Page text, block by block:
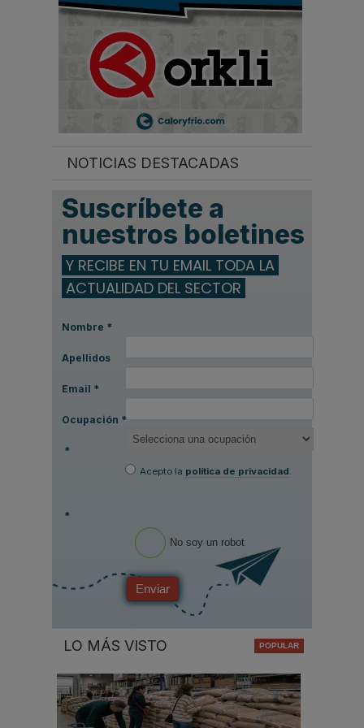
NOTICIAS DESTACADAS
Suscríbete a
nuestros boletines
Y RECIBE EN TU EMAIL TODA LA
ACTUALIDAD DEL SECTOR
Nombre *
Apellidos
Email *
Ocupación *
*
Acepto la política de privacidad.
*
No soy un robot
Enviar
LO MÁS VISTO